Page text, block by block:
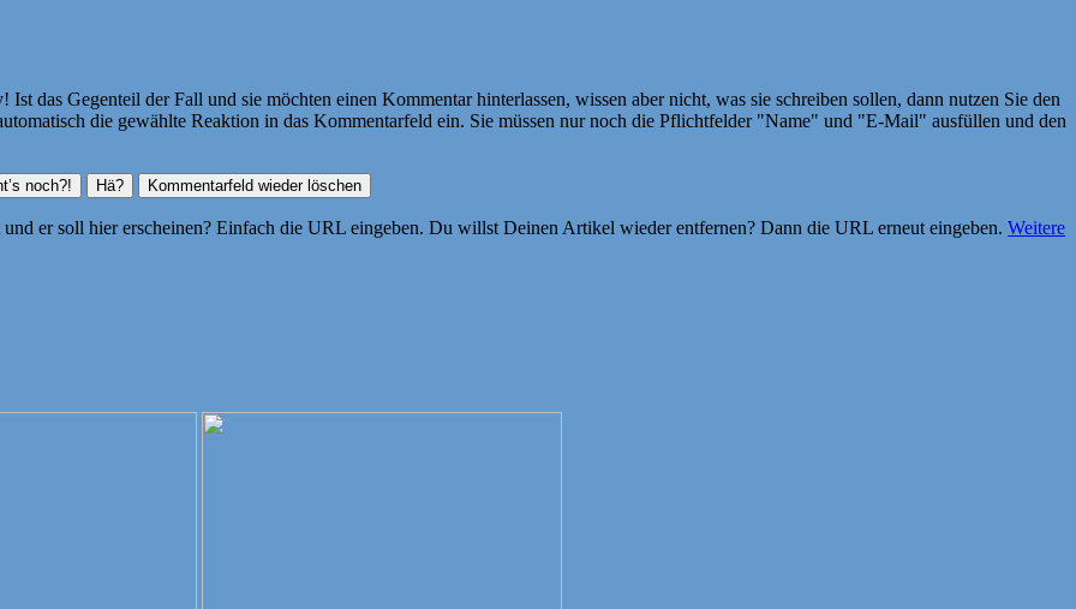
das Gegenteil der Fall und sie möchten einen Kommentar hinterlassen, wissen aber nicht, was sie schreiben sollen, dann nutzen Sie den
die gewählte Reaktion in das Kommentarfeld ein. Sie müssen nur noch die Pflichtfelder "Name" und "E-Mail" ausfüllen und den
er soll hier erscheinen? Einfach die URL eingeben. Du willst Deinen Artikel wieder entfernen? Dann die URL erneut eingeben. Weitere